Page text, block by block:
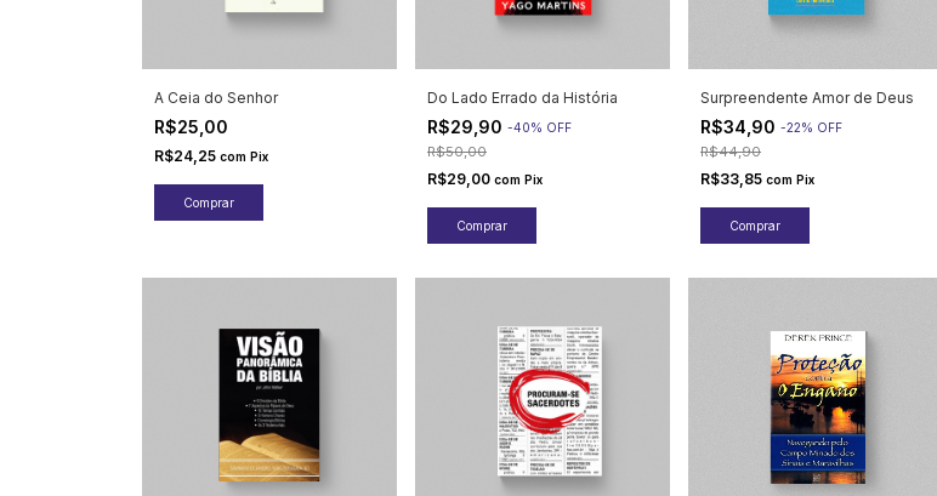
A Ceia do Senhor
R$25,00
R$24,25 com Pix
Do Lado Errado da História
R$29,90 -40% OFF
R$50,00
R$29,00 com Pix
Surpreendente Amor de Deus
R$34,90 -22% OFF
R$44,90
R$33,85 com Pix